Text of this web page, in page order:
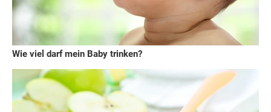
Wie viel darf mein Baby trinken?